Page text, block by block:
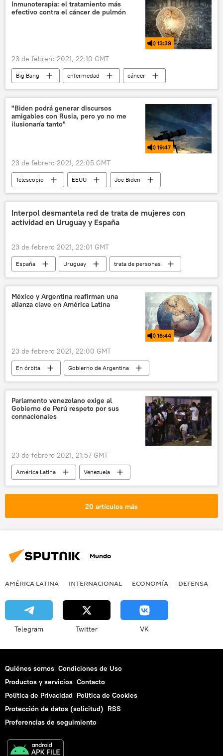
Inmunoterapia: el tratamiento más
efectivo contra el cáncer de pulmón
13:39
23 de febrero 2021, 22:10 GMT
Big Bang enfermedad
cáncer
calidad de vida
tratamiento
quimioterapia
"Biden podrá generar discursos
amigables con Rusia, pero yo no me
ilusionaría tanto"
19:47
23 de febrero 2021, 22:05 GMT
Telescopio EEUU
Joe Biden
Rusia
Interpol desmantela red de trata de mujeres con
actividad en Uruguay y España
23 de febrero 2021, 22:01 GMT
España Uruguay trata de personas
México y Argentina reafirman una
alianza clave en América Latina
16:44
23 de febrero 2021, 22:00 GMT
En órbita
Gobierno de Argentina
Andrés Manuel López Obrador
Luis Lacalle Pou
Alberto Fernández
México
COVID-19
Sinovac
Parlamento venezolano exige al
Gobierno de Perú respeto por sus
connacionales
23 de febrero 2021, 21:57 GMT
América Latina
Venezuela
Asamblea Nacional de Venezuela
Perú
20 artículos más
Mundo
AMÉRICA LATINA INTERNACIONAL ECONOMÍA DEFENSA
Telegram Twitter VK
Quiénes somos Condiciones de Uso
Productos y servicios Contacto
Política de Privacidad Politica de Cookies
Protección de datos (solicitud) RSS
Preferencias de seguimiento